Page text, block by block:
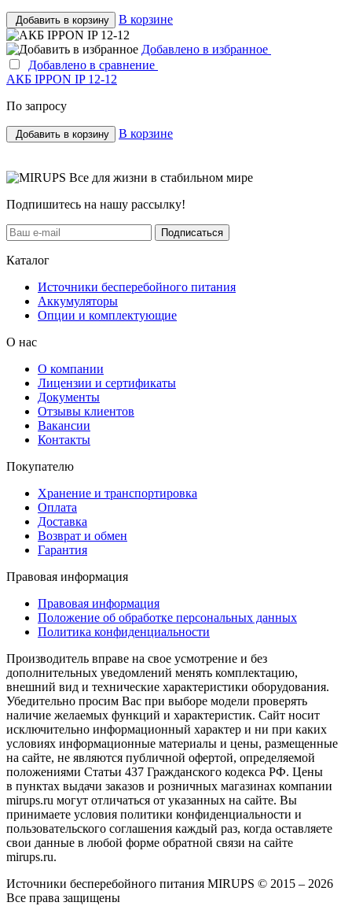
Добавить в корзину В корзине
Добавлено в избранное
Добавлено в сравнение
АКБ IPPON IP 12-12
По запросу
Добавить в корзину В корзине
Все для жизни в стабильном мире
Подпишитесь на нашу рассылку!
Подписаться
Каталог
Источники бесперебойного питания
Аккумуляторы
Опции и комплектующие
О нас
О компании
Лицензии и сертификаты
Документы
Отзывы клиентов
Вакансии
Контакты
Покупателю
Хранение и транспортировка
Оплата
Доставка
Возврат и обмен
Гарантия
Правовая информация
Правовая информация
Положение об обработке персональных данных
Политика конфиденциальности
Производитель вправе на свое усмотрение и без
дополнительных уведомлений менять комплектацию,
внешний вид и технические характеристики оборудования.
Убедительно просим Вас при выборе модели проверять
наличие желаемых функций и характеристик. Сайт носит
исключительно информационный характер и ни при каких
условиях информационные материалы и цены, размещенные
на сайте, не являются публичной офертой, определяемой
положениями Статьи 437 Гражданского кодекса РФ. Цены
в пунктах выдачи заказов и розничных магазинах компании
mirups.ru могут отличаться от указанных на сайте. Вы
принимаете условия политики конфиденциальности и
пользовательского соглашения каждый раз, когда оставляете
свои данные в любой форме обратной связи на сайте
mirups.ru.
Источники бесперебойного питания MIRUPS © 2015 – 2026
Все права защищены